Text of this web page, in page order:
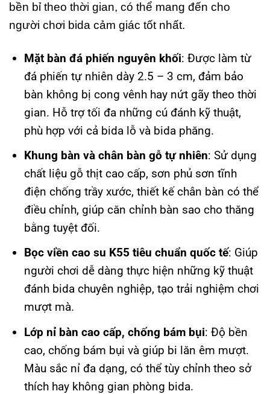
bền bỉ theo thời gian, có thể mang đến cho
người chơi bida cảm giác tốt nhất.
Mặt bàn đá phiến nguyên khối: Được làm từ
đá phiến tự nhiên dày 2.5 – 3 cm, đảm bảo
bàn không bị cong vênh hay nứt gãy theo thời
gian. Hỗ trợ tối đa những cú đánh kỹ thuật,
phù hợp với cả bida lỗ và bida phăng.
Khung bàn và chân bàn gỗ tự nhiên: Sử dụng
chất liệu gỗ thịt cao cấp, sơn phủ sơn tĩnh
điện chống trầy xước, thiết kế chân bàn có thể
điều chỉnh, giúp căn chỉnh bàn sao cho thăng
bằng tuyệt đối.
Bọc viền cao su K55 tiêu chuẩn quốc tế: Giúp
người chơi dễ dàng thực hiện những kỹ thuật
đánh bida chuyên nghiệp, tạo trải nghiệm chơi
mượt mà.
Lớp nỉ bàn cao cấp, chống bám bụi: Độ bền
cao, chống bám bụi và giúp bi lăn êm mượt.
Màu sắc nỉ đa dạng, có thể tùy chỉnh theo sở
thích hay không gian phòng bida.